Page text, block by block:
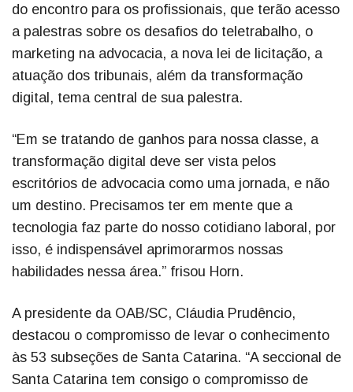
do encontro para os profissionais, que terão acesso
a palestras sobre os desafios do teletrabalho, o
marketing na advocacia, a nova lei de licitação, a
atuação dos tribunais, além da transformação
digital, tema central de sua palestra.
“Em se tratando de ganhos para nossa classe, a
transformação digital deve ser vista pelos
escritórios de advocacia como uma jornada, e não
um destino. Precisamos ter em mente que a
tecnologia faz parte do nosso cotidiano laboral, por
isso, é indispensável aprimorarmos nossas
habilidades nessa área.” frisou Horn.
A presidente da OAB/SC, Cláudia Prudêncio,
destacou o compromisso de levar o conhecimento
às 53 subseções de Santa Catarina. “A seccional de
Santa Catarina tem consigo o compromisso de